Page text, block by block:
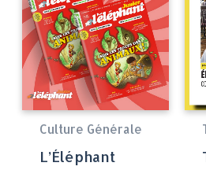
Culture Générale
L’Éléphant